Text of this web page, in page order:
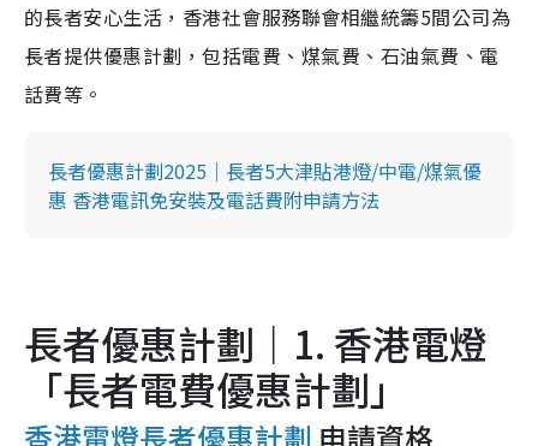
的長者安心生活，香港社會服務聯會相繼統籌5間公司為
長者提供優惠計劃，包括電費、煤氣費、石油氣費、電
話費等。
長者優惠計劃2025｜長者5大津貼港燈/中電/煤氣優
惠 香港電訊免安裝及電話費附申請方法
長者優惠計劃｜1. 香港電燈
「長者電費優惠計劃」
香港電燈長者優惠計劃 申請資格